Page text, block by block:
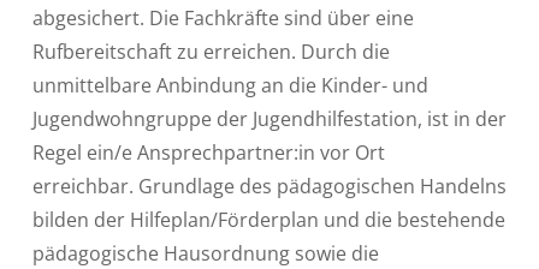
abgesichert. Die Fachkräfte sind über eine
Rufbereitschaft zu erreichen. Durch die
unmittelbare Anbindung an die Kinder- und
Jugendwohngruppe der Jugendhilfestation, ist in der
Regel ein/e Ansprechpartner:in vor Ort
erreichbar. Grundlage des pädagogischen Handelns
bilden der Hilfeplan/Förderplan und die bestehende
pädagogische Hausordnung sowie die